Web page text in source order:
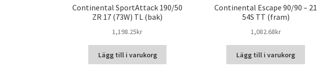
Continental SportAttack 190/50
ZR 17 (73W) TL (bak)
1,198.25kr
Lägg till i varukorg
Continental Escape 90/90 – 21
54S TT (fram)
1,082.68kr
Lägg till i varukorg